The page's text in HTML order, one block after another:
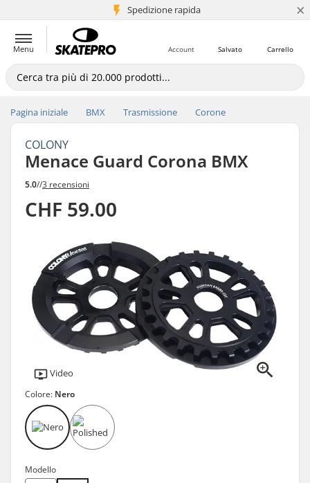
Spedizione rapida
+5 mln di clienti ×
Menu Carrello
Salvato
Account
Pagina iniziale BMX Trasmissione Corone
COLONY
Menace Guard Corona BMX
5.0//3 recensioni
CHF 59.00
Video
Colore: Nero
Modello